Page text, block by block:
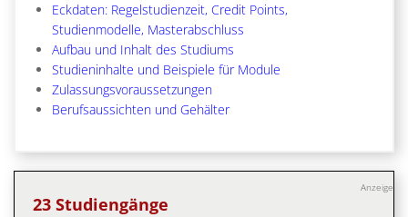
Eckdaten: Regelstudienzeit, Credit Points,
Studienmodelle, Masterabschluss
Aufbau und Inhalt des Studiums
Studieninhalte und Beispiele für Module
Zulassungsvoraussetzungen
Berufsaussichten und Gehälter
Anzeige
23 Studiengänge